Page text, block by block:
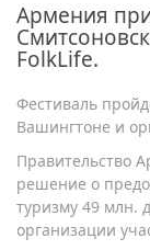
Армения
FolkLife.
Фестиваль
Вашингтоне и
Правительство
решение о
туризму 49 млн.
организации